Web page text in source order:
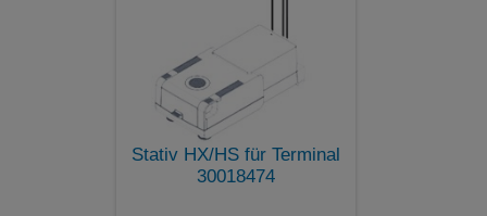
Stativ HX/HS für Terminal
30018474